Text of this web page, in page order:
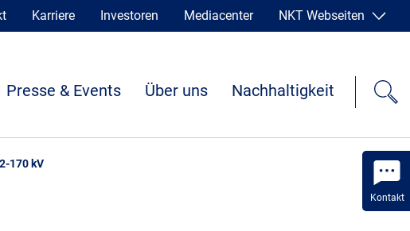
Kontakt
Karriere Investoren Mediacenter NKT Webseiten
Presse & Events Über uns Nachhaltigkeit
170 kV